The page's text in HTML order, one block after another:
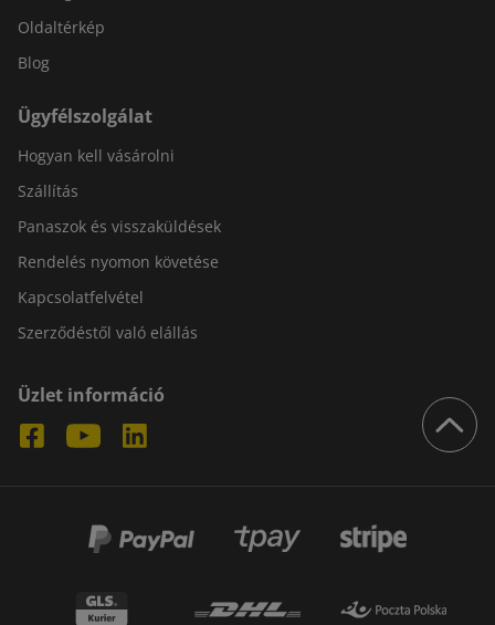
Oldaltérkép
Blog
Ügyfélszolgálat
Hogyan kell vásárolni
Szállítás
Panaszok és visszaküldések
Rendelés nyomon követése
Kapcsolatfelvétel
Szerződéstől való elállás
Üzlet információ